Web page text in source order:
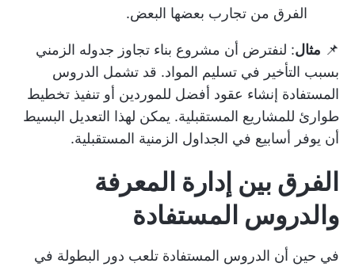
الفرق من تجارب بعضها البعض.
📌 مثال: لنفترض أن مشروع بناء تجاوز جدوله الزمني
بسبب التأخير في تسليم المواد. قد تشمل الدروس
المستفادة إنشاء عقود أفضل للموردين أو تنفيذ تخطيط
طوارئ للمشاريع المستقبلية. يمكن لهذا التعديل البسيط
أن يوفر أسابيع في الجداول الزمنية المستقبلية.
الفرق بين إدارة المعرفة
والدروس المستفادة
في حين أن الدروس المستفادة تلعب دور البطولة في